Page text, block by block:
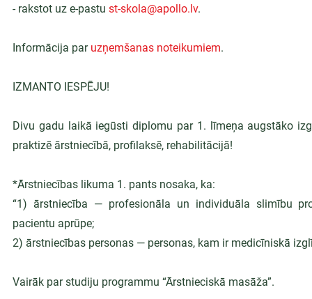
- rakstot uz e-pastu st-skola@apollo.lv.
Informācija par uzņemšanas noteikumiem.
IZMANTO IESPĒJU!
Divu gadu laikā iegūsti diplomu par 1. līmeņa augstāko
praktizē ārstniecībā, profilaksē, rehabilitācijā!
*Ārstniecības likuma 1. pants nosaka, ka:
“1) ārstniecība — profesionāla un individuāla slimību
pacientu aprūpe;
2) ārstniecības personas — personas, kam ir medicīniskā
Vairāk par studiju programmu “Ārstnieciskā masāža”.